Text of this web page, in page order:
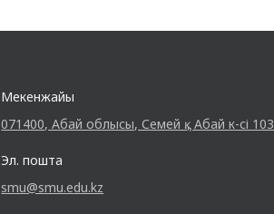
Мекенжайы
071400, Абай облысы, Семей қ., Абай к-сі 103
Эл. пошта
smu@smu.edu.kz